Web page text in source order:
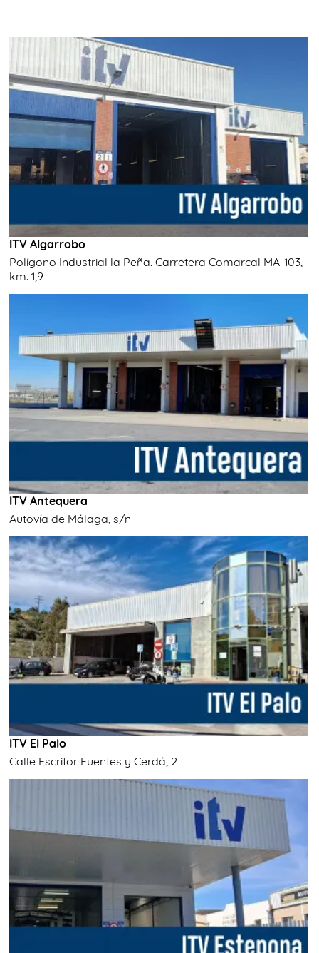
ITV Algarrobo
Polígono Industrial la Peña. Carretera Comarcal MA-103,
km. 1,9
ITV Antequera
Autovía de Málaga, s/n
ITV El Palo
Calle Escritor Fuentes y Cerdá, 2